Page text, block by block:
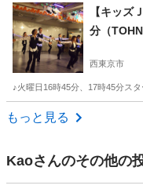
東京 大田区 雪が谷大
【キッズ
分（
西東京市
♪火曜日16時45分、17時45分ス
東京 西東京市
もっと見る
Kaoさんのその他の